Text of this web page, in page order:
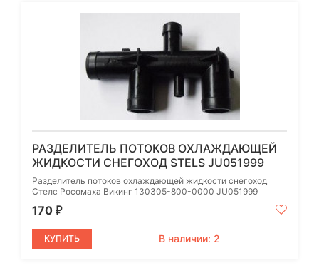
РАЗДЕЛИТЕЛЬ ПОТОКОВ ОХЛАЖДАЮЩЕЙ
ЖИДКОСТИ СНЕГОХОД STELS JU051999
Разделитель потоков охлаждающей жидкости снегоход
Стелс Росомаха Викинг 130305-800-0000 JU051999
170 ₽
КУПИТЬ В наличии: 2